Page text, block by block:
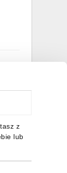
z
lub